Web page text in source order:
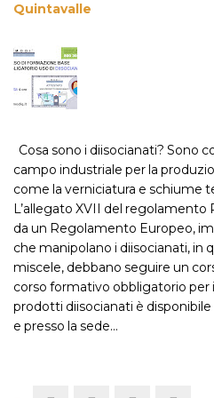
Quintavalle
Cosa sono i diisocianati? Sono
campo industriale per la
come la verniciatura e schiume
L’allegato XVII del
da un Regolamento Europeo,
che manipolano i diisocianati, in
miscele, debbano seguire un
corso formativo obbligatorio per
prodotti diisocianati è
e presso la sede…